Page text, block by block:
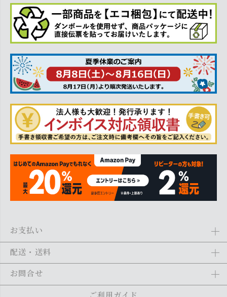
お支払い
Amazon Pay、クレジットカード、代金引換、あと払い(ペイディ)、銀
行振込がご利用になれます。詳しくはご利用ガイドをご利用くださ
い。
配送・送料
全商品送料無料
状況によって、多少前後する場合がございます。詳しくは
お問合せ
shopping@monogallery.jp